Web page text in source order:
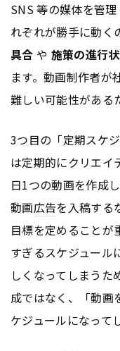
SNS 等の媒体を管
れぞれが勝手に動く
具合 や 施策の進行
ます。動画制作者が
難しい可能性がある
3つ目の「定期スケ
は定期的にクリエイ
日1つの動画を作成
動画広告を入稿する
目標を定めることが
すぎるスケジュール
しくなってしまうた
成ではなく、「動画
ケジュールになって